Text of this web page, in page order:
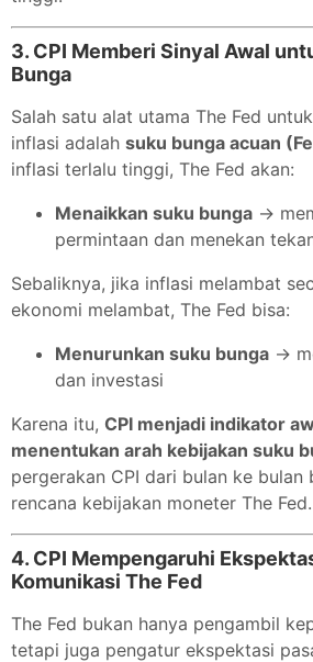
3. CPI Memberi Sinyal Awal
Bunga
Salah satu alat utama The Fed
inflasi adalah suku bunga acuan
inflasi terlalu tinggi, The Fed akan:
Menaikkan suku bunga →
permintaan dan menekan
Sebaliknya, jika inflasi melambat
ekonomi melambat, The Fed bisa:
Menurunkan suku bunga →
dan investasi
Karena itu, CPI menjadi indikator
menentukan arah kebijakan suku
pergerakan CPI dari bulan ke bulan
rencana kebijakan moneter The Fed.
4. CPI Mempengaruhi
Komunikasi The Fed
The Fed bukan hanya pengambil
tetapi juga pengatur ekspektasi